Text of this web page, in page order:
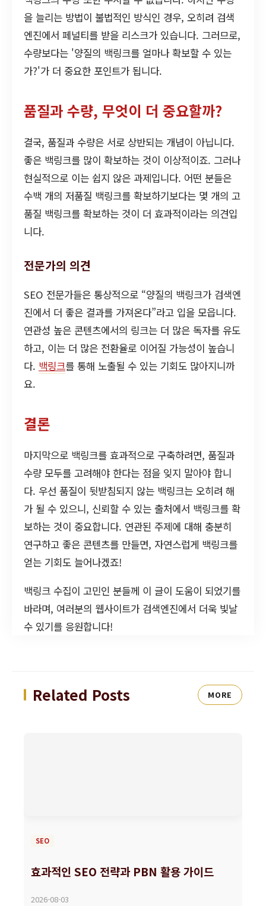
을 늘리는 방법이 불법적인 방식인 경우, 오히려 검색
엔진에서 페널티를 받을 리스크가 있습니다. 그러므로,
수량보다는 '양질의 백링크를 얼마나 확보할 수 있는
가?'가 더 중요한 포인트가 됩니다.
품질과 수량, 무엇이 더 중요할까?
결국, 품질과 수량은 서로 상반되는 개념이 아닙니다.
좋은 백링크를 많이 확보하는 것이 이상적이죠. 그러나
현실적으로 이는 쉽지 않은 과제입니다. 어떤 분들은
수백 개의 저품질 백링크를 확보하기보다는 몇 개의 고
품질 백링크를 확보하는 것이 더 효과적이라는 의견입
니다.
전문가의 의견
SEO 전문가들은 통상적으로 “양질의 백링크가 검색엔
진에서 더 좋은 결과를 가져온다”라고 입을 모읍니다.
연관성 높은 콘텐츠에서의 링크는 더 많은 독자를 유도
하고, 이는 더 많은 전환율로 이어질 가능성이 높습니
다. 백링크를 통해 노출될 수 있는 기회도 많아지니까
요.
결론
마지막으로 백링크를 효과적으로 구축하려면, 품질과
수량 모두를 고려해야 한다는 점을 잊지 말아야 합니
다. 우선 품질이 뒷받침되지 않는 백링크는 오히려 해
가 될 수 있으니, 신뢰할 수 있는 출처에서 백링크를 확
보하는 것이 중요합니다. 연관된 주제에 대해 충분히
연구하고 좋은 콘텐츠를 만들면, 자연스럽게 백링크를
얻는 기회도 늘어나겠죠!
백링크 수집이 고민인 분들께 이 글이 도움이 되었기를
바라며, 여러분의 웹사이트가 검색엔진에서 더욱 빛날
수 있기를 응원합니다!
Related Posts MORE
SEO
효과적인 SEO 전략과 PBN 활용 가이드
2026-08-03